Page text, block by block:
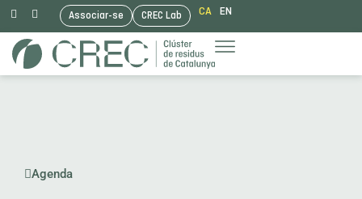
Vés
al
Associar-se CREC Lab CA EN
Agenda